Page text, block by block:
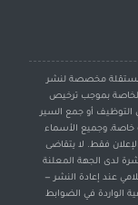
مستقلة مخصصة لنشر
بموجب ترخيص
التوظيف أو جمع السير
خاصة، وجميع الأسماء
فقط. لا يتقاضى
لدى الجهة المعلنة
عند إعادة النشر —
الواردة في الضوابط